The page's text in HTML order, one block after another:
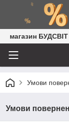
магазин
Умови
Умови